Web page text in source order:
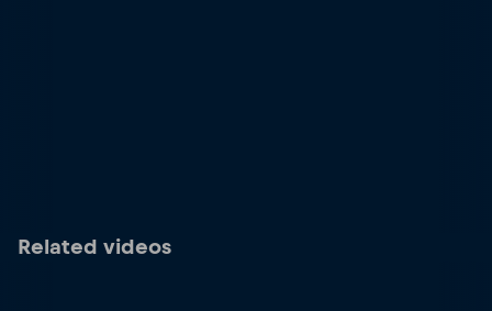
Related videos